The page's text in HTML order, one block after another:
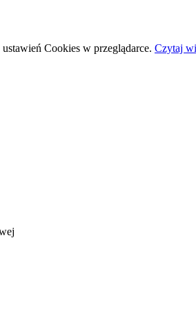
Cookies w przeglądarce. Czytaj